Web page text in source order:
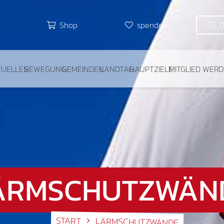
Shop spenden
BEWEGUNGGEMEINDENLANDTAGHAUPTZIELEMITGLIED
START